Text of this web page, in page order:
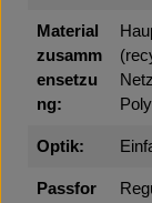
Material
zusamm
ensetzu
ng:
Optik:
Passfor